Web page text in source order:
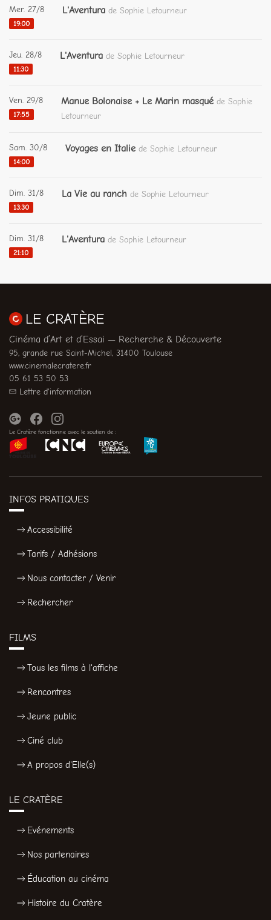
Mer. 27/8
19:00
L'Aventura de Sophie Letourneur
Jeu. 28/8
11:30
L'Aventura de Sophie Letourneur
Ven. 29/8
17:55
Manue Bolonaise + Le Marin masqué de Sophie
Letourneur
Sam. 30/8
14:00
Voyages en Italie de Sophie Letourneur
Dim. 31/8
13:30
La Vie au ranch de Sophie Letourneur
Dim. 31/8
21:10
L'Aventura de Sophie Letourneur
LE CRATÈRE
Cinéma d’Art et d’Essai — Recherche & Découverte
95, grande rue Saint-Michel, 31400 Toulouse
www.cinemalecratere.fr
05 61 53 50 53
Lettre d'information
Le Cratère fonctionne avec le soutien de :
INFOS PRATIQUES
Accessibilité
Tarifs / Adhésions
Nous contacter / Venir
Rechercher
FILMS
Tous les films à l'affiche
Rencontres
Jeune public
Ciné club
A propos d'Elle(s)
LE CRATÈRE
Evénements
Nos partenaires
Éducation au cinéma
Histoire du Cratère